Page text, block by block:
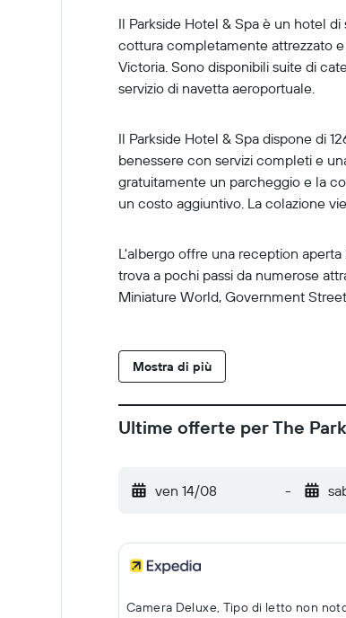
Il Parkside Hotel & Spa è un hotel
cottura completamente attrezzato
Victoria. Sono disponibili suite di
servizio di navetta aeroportuale.
Il Parkside Hotel & Spa dispone di
benessere con servizi completi e
gratuitamente un parcheggio e la
un costo aggiuntivo. La colazione
L'albergo offre una reception
trova a pochi passi da numerose
Miniature World, Government
Mostra di più
Ultime offerte per The
ven 14/08 -
Camera Deluxe, Tipo di letto non